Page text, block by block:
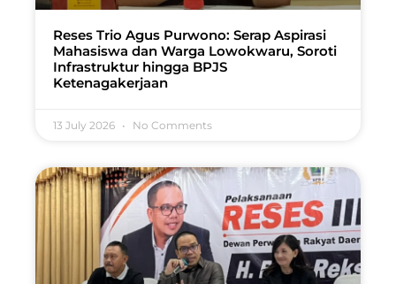
Reses Trio Agus Purwono: Serap Aspirasi
Mahasiswa dan Warga Lowokwaru, Soroti
Infrastruktur hingga BPJS
Ketenagakerjaan
13 July 2026 No Comments